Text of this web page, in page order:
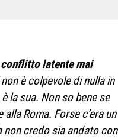
conflitto latente mai
è colpevole di nulla in
la sua. Non so bene se
Roma. Forse c’era un
non credo sia andato con